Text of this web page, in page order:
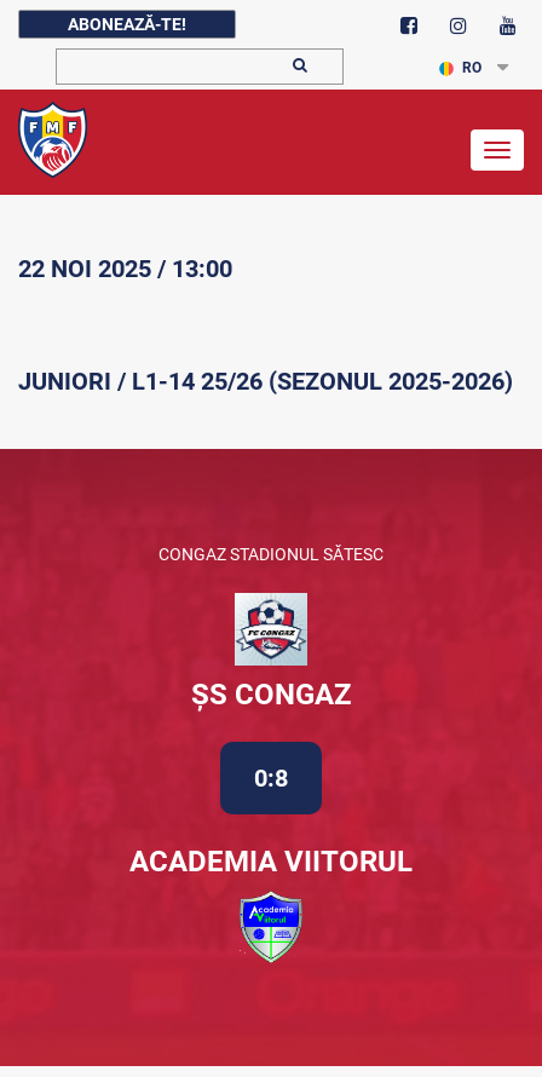
ABONEAZĂ-TE!
RO
22 NOI 2025 / 13:00
JUNIORI / L1-14 25/26 (SEZONUL 2025-2026)
CONGAZ STADIONUL SĂTESC
ȘS CONGAZ
0:8
ACADEMIA VIITORUL